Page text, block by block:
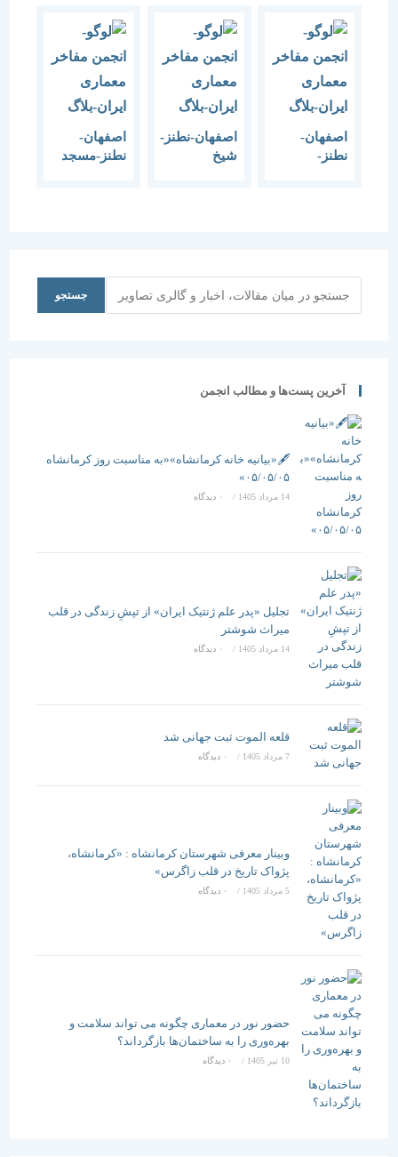
اصفهان-
اصفهان-نطنز-
اصفهان-
نطنز-مسجد
جستجو
آخرین پست‌ها و مطالب انجمن
🖋️«بیانیه خانه کرمانشاه»«به مناسبت روز کرمانشاه
۰۵/۰۵/۰۵»
/ ۰ دیدگاه
تجلیل «پدر علم ژنتیک ایران» از تپشِ زندگی در قلب
میراث شوشتر
14 مرداد 1405 / ۰ دیدگاه
قلعه الموت ثبت جهانی شد
/ ۰ دیدگاه
وبینار معرفی شهرستان کرمانشاه : «کرمانشاه،
پژواک تاریخ در قلب زاگرس»
5 مرداد 1405 / ۰ دیدگاه
حضور نور در معماری چگونه می تواند سلامت و
بهره‌وری را به ساختمان‌ها بازگرداند؟
/ ۰ دیدگاه